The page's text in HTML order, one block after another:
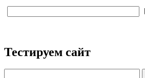
Тестируем сайт